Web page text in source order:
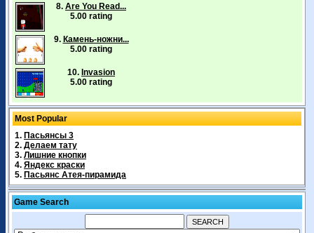
8. Are You Read...
5.00 rating
9. Камень-ножни...
5.00 rating
10. Invasion
5.00 rating
Most Popular
1. Пасьянсы 3
2. Делаем тату
3. Лишние кнопки
4. Яндекс краски
5. Пасьянс Атея-пирамида
Game Search